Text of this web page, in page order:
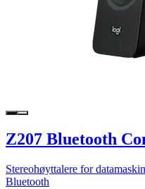
Z207 Bluetooth
Stereohøyttalere for
Bluetooth